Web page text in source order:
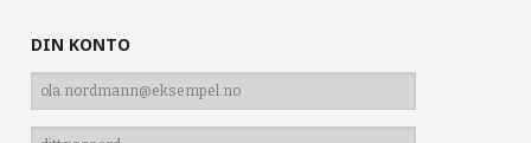
DIN KONTO